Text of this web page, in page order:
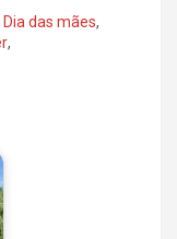
Dia das mães,
,